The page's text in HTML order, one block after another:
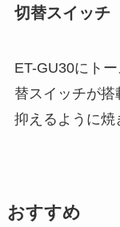
切替スイッチ
ET-GU30にト
替スイッチが
抑えるように焼
おすすめ